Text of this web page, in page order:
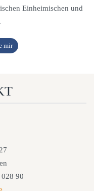
Einheimischen und
mir
90